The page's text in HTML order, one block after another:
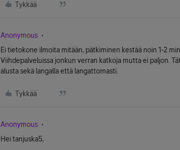
Tykkää
Anonymous
Ei tietokone ilmoita mitään, pätkiminen kestää noin 1-2
Viihdepalveluissa jonkun verran katkoja mutta ei paljon.
alusta sekä langalla että langattomasti.
Tykkää
Anonymous
Hei tanjuska5,